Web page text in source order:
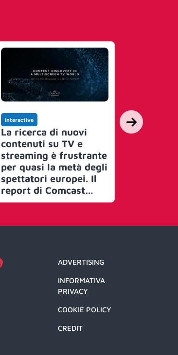
Interactive
La ricerca di nuovi
contenuti su TV e
streaming è frustrante
per quasi la metà degli
spettatori europei. Il
report di Comcast
Advertising e
Interactive
La TV è
un
ADVERTISING
INFORMATIVA
PRIVACY
COOKIE POLICY
CREDIT